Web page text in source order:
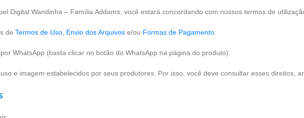
Digital Wandinha – Família Addams, você estará concordando com nossos termos de
de Termos de Uso, Envio dos Arquivos e/ou Formas de Pagamento.
WhatsApp (basta clicar no botão do WhatsApp na página do produto).
e imagem estabelecidos por seus produtores. Por isso, você deve consultar esses direitos,